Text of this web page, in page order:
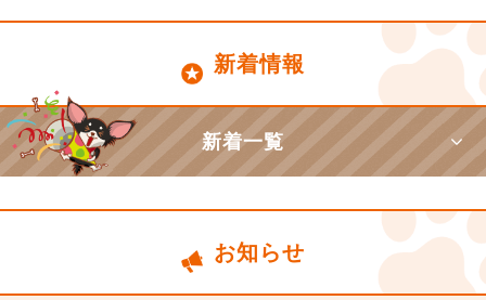
新着情報
新着一覧
お知らせ